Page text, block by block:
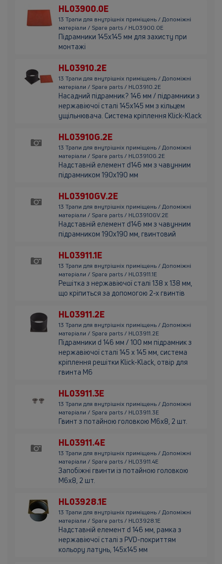
HL03900.0E
13 Трапи для внутрішніх приміщень / Допоміжні
матеріали / Spare parts / HL03900.0E
Підрамники 145х145 мм для захисту при
монтажі
HL03910.2E
13 Трапи для внутрішніх приміщень / Допоміжні
матеріали / Spare parts / HL03910.2E
Насадний підрамник? 146 мм / підрамники з
нержавіючої сталі 145х145 мм з кільцем
ущільнювача. Система кріплення Klick-Klack
HL03910G.2E
13 Трапи для внутрішніх приміщень / Допоміжні
матеріали / Spare parts / HL03910G.2E
Надставній елемент d146 мм з чавунним
підрамником 190х190 мм
HL03910GV.2E
13 Трапи для внутрішніх приміщень / Допоміжні
матеріали / Spare parts / HL03910GV.2E
Надставній елемент d146 мм з чавунним
підрамником 190х190 мм, гвинтовий
HL03911.1E
13 Трапи для внутрішніх приміщень / Допоміжні
матеріали / Spare parts / HL03911.1E
Решітка з нержавіючої сталі 138 х 138 мм,
що кріпиться за допомогою 2-х гвинтів
HL03911.2E
13 Трапи для внутрішніх приміщень / Допоміжні
матеріали / Spare parts / HL03911.2E
Підрамники d 146 мм / 100 мм підрамник з
нержавіючої сталі 145 х 145 мм, система
кріплення решітки Klick-Klack, отвір для
гвинта М6
HL03911.3E
13 Трапи для внутрішніх приміщень / Допоміжні
матеріали / Spare parts / HL03911.3E
Гвинт з потайною головкою М6х8, 2 шт.
HL03911.4E
13 Трапи для внутрішніх приміщень / Допоміжні
матеріали / Spare parts / HL03911.4E
Запобіжні гвинти із потайною головкою
М6х8, 2 шт.
HL03928.1E
13 Трапи для внутрішніх приміщень / Допоміжні
матеріали / Spare parts / HL03928.1E
Надставній елемент d 146 мм, рамка з
нержавіючої сталі з PVD-покриттям
кольору латунь, 145х145 мм